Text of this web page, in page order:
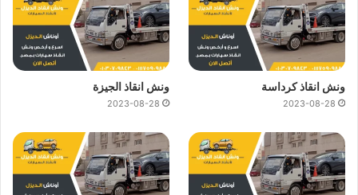
ونش انقاذ كرداسة
2023-08-28
ونش انقاذ الجيزة
2023-08-28